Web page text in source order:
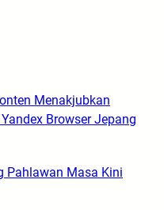
Menakjubkan
Browser Jepang
Pahlawan Masa Kini